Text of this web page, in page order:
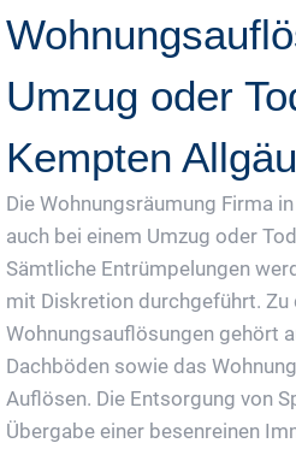
Umzug oder
Kempten Allgäu
Die Wohnungsräumung Firma
auch bei einem Umzug oder
Sämtliche Entrümpelungen
mit Diskretion durchgeführt. Zu
Wohnungsauflösungen gehört
Dachböden sowie das
Auflösen. Die Entsorgung von
Übergabe einer besenreinen